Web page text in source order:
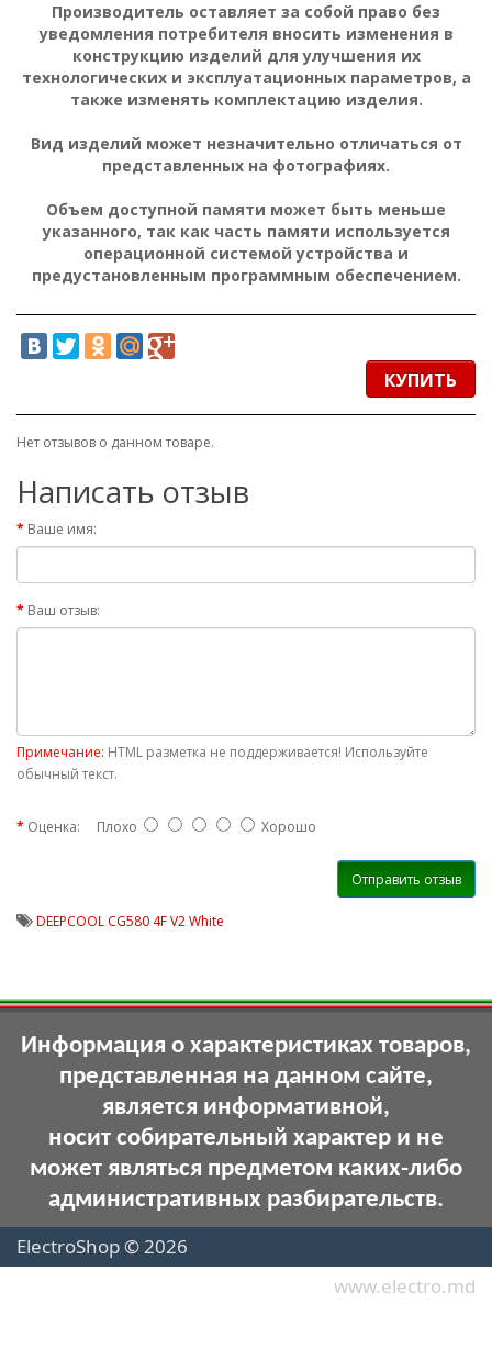
Производитель оставляет за собой право без
уведомления потребителя вносить изменения в
конструкцию изделий для улучшения их
технологических и эксплуатационных параметров, а
также изменять комплектацию изделия.
Вид изделий может незначительно отличаться от
представленных на фотографиях.
Объем доступной памяти может быть меньше
указанного, так как часть памяти используется
операционной системой устройства и
предустановленным программным обеспечением.
КУПИТЬ
Нет отзывов о данном товаре.
Написать отзыв
Ваше имя:
Ваш отзыв:
Примечание: HTML разметка не поддерживается! Используйте
обычный текст.
Оценка: Плохо Хорошо
Отправить отзыв
DEEPCOOL CG580 4F V2 White
Информация о характеристиках товаров,
представленная на данном сайте,
является информативной,
носит собирательный характер и не
может являться предметом каких-либо
административных разбирательств.
ElectroShop © 2026
www.electro.md